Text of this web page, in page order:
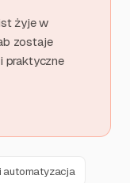
żyje w
zostaje
praktyczne
automatyzacja